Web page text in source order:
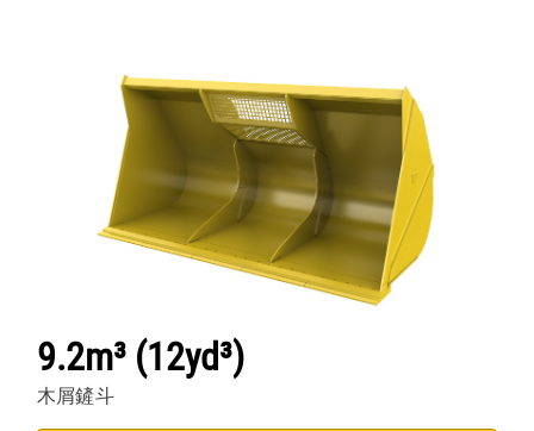
9.2m³ (12yd³)
木屑鏟斗